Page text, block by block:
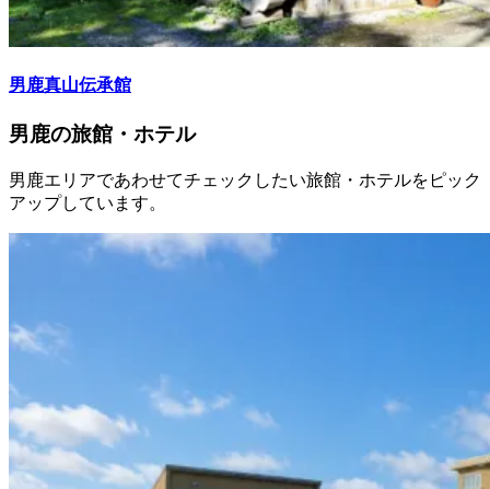
男鹿真山伝承館
男鹿の旅館・ホテル
男鹿エリアであわせてチェックしたい旅館・ホテルをピック
アップしています。